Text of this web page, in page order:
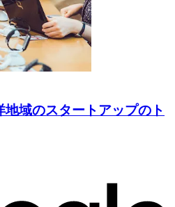
域のスタートアップのト